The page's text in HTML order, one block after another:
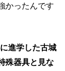
かったんです
進学した古城
殊器具と見な